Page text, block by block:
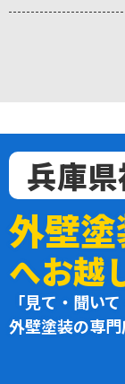
兵庫
外壁
へお越
「見て・聞い
外壁塗装の専門